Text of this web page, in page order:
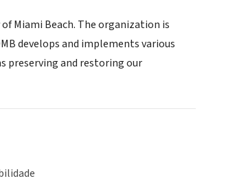
Miami Beach. The organization is
develops and implements various
preserving and restoring our